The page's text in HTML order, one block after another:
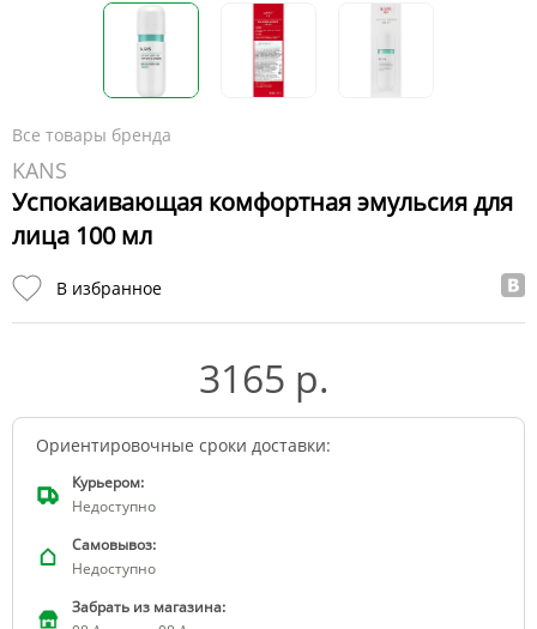
Все товары бренда
KANS
Успокаивающая комфортная эмульсия для
лица 100 мл
В избранное
3165 р.
Ориентировочные сроки доставки:
Курьером:
Недоступно
Самовывоз:
Недоступно
Забрать из магазина: